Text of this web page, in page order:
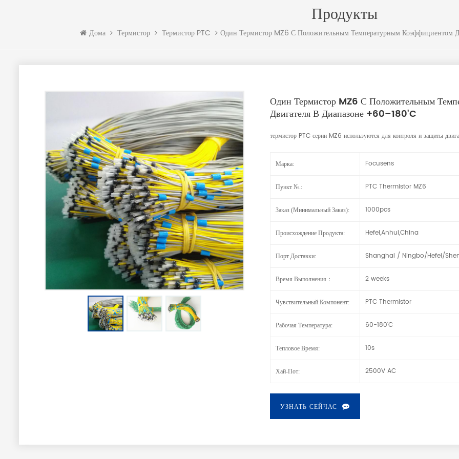
Продукты
Дома Термистор Термистор PTC Один Термистор MZ6 С Положительным Температурным Коэффициентом
Один Термистор MZ6 С Положительным
Двигателя В Диапазоне +60–180'C
термистор PTC серии MZ6 используются для контроля и защиты
Марка: Focusens
Пункт №.: PTC Thermistor MZ6
Заказ (минимальный Заказ): 1000pcs
Происхождение Продукта: Hefei,Anhui,China
Порт Доставки: Shanghai / Ningbo/Hefei/
Время Выполнения： 2 weeks
Чувствительный Компонент: PTC Thermistor
Рабочая Температура: 60-180'C
Тепловое Время: 10s
Хай-Пот: 2500V AC
УЗНАТЬ СЕЙЧАС